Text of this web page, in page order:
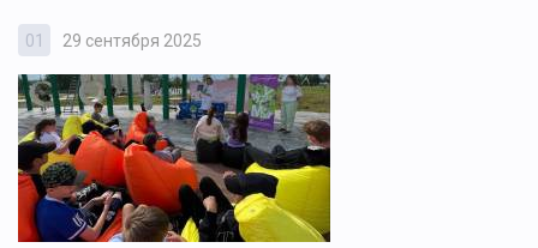
01 29 сентября 2025